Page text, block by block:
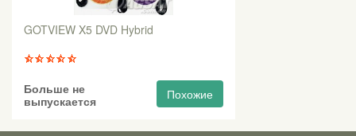
GOTVIEW X5 DVD Hybrid
Больше не
выпускается
Похожие